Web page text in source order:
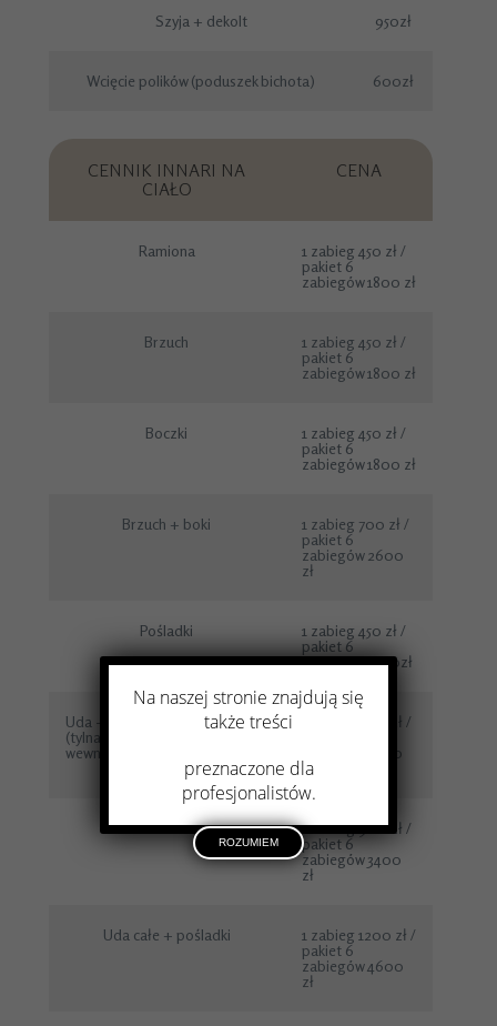
Szyja + dekolt 950zł
Wcięcie polików (poduszek bichota) 600zł
CENNIK INNARI NA
CIAŁO
CENA
Ramiona
1 zabieg 450 zł /
pakiet 6
zabiegów 1800 zł
Brzuch
1 zabieg 450 zł /
pakiet 6
zabiegów 1800 zł
Boczki
1 zabieg 450 zł /
pakiet 6
zabiegów 1800 zł
Brzuch + boki
1 zabieg 700 zł /
pakiet 6
zabiegów 2600
zł
Pośladki
1 zabieg 450 zł /
pakiet 6
zabiegów 1800zł
Uda - połowa powierzchni
(tylna lub przednia /
wewnętrzna lub zewnętrzna)
1 zabieg 600 zł /
zabiegów 2200
zł
Uda całe
1 zabieg 900 zł /
pakiet 6
zabiegów 3400
zł
Uda całe + pośladki
1 zabieg 1200 zł /
pakiet 6
zabiegów 4600
zł
Na naszej stronie znajdują się
także treści
preznaczone dla
profesjonalistów.
ROZUMIEM